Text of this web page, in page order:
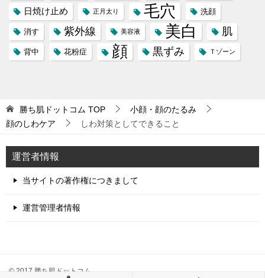
日焼け止め 正月太り 毛穴 洗顔
消す 紫外線 美容液 美白 肌
背中 花粉症 顔 黒ずみ Ｔゾーン
勝ち肌ドットコム TOP
小顔・顔のたるみ
顔のしわケア
しわ対策としてできること
運営者情報
当サイトの著作権につきまして
運営管理者情報
© 2017 勝ち肌ドットコム